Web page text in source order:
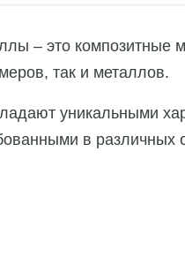
– это композитные
так и металлов.
уникальными
в различных